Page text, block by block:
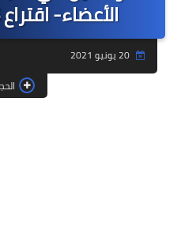
الأعضاء- اقتراع 16 يونيو 2021
20 يونيو 2021